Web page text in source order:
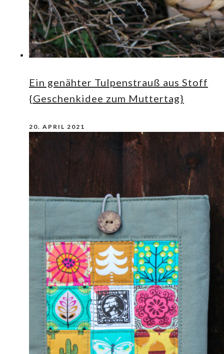
Ein genähter Tulpenstrauß aus Stoff
{Geschenkidee zum Muttertag}
20. APRIL 2021